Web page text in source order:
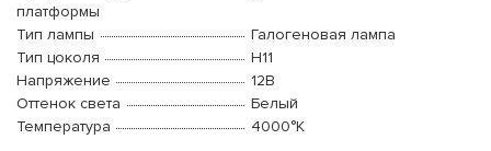
платформы
Тип лампы
Галогеновая лампа
Тип цоколя
H11
Напряжение
12В
Оттенок света
Белый
Температура
4000°K